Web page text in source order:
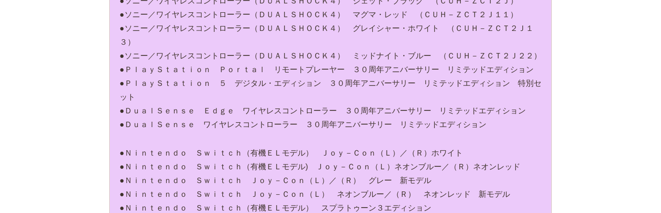
●ソニー／ワイヤレスコントローラー（ＤＵＡＬＳＨＯＣＫ４） マグマ・レッド （ＣＵＨ－ＺＣＴ２Ｊ１１）
●ソニー／ワイヤレスコントローラー（ＤＵＡＬＳＨＯＣＫ４） グレイシャー・ホワイト （ＣＵＨ－ＺＣＴ２Ｊ１
３）
●ソニー／ワイヤレスコントローラー（ＤＵＡＬＳＨＯＣＫ４） ミッドナイト・ブルー （ＣＵＨ－ＺＣＴ２Ｊ２２）
●ＰｌａｙＳｔａｔｉｏｎ Ｐｏｒｔａｌ リモートプレーヤー ３０周年アニバーサリー リミテッドエディション
●ＰｌａｙＳｔａｔｉｏｎ ５ デジタル・エディション ３０周年アニバーサリー リミテッドエディション 特別セ
ット
●ＤｕａｌＳｅｎｓｅ Ｅｄｇｅ ワイヤレスコントローラー ３０周年アニバーサリー リミテッドエディション
●ＤｕａｌＳｅｎｓｅ ワイヤレスコントローラー ３０周年アニバーサリー リミテッドエディション
●Ｎｉｎｔｅｎｄｏ Ｓｗｉｔｃｈ（有機ＥＬモデル） Ｊｏｙ－Ｃｏｎ（Ｌ）／（Ｒ）ホワイト
●Ｎｉｎｔｅｎｄｏ Ｓｗｉｔｃｈ（有機ＥＬモデル) Ｊｏｙ－Ｃｏｎ（Ｌ）ネオンブルー／（Ｒ）ネオンレッド
●Ｎｉｎｔｅｎｄｏ Ｓｗｉｔｃｈ Ｊｏｙ－Ｃｏｎ（Ｌ）／（Ｒ） グレー 新モデル
●Ｎｉｎｔｅｎｄｏ Ｓｗｉｔｃｈ Ｊｏｙ－Ｃｏｎ（Ｌ） ネオンブルー／（Ｒ） ネオンレッド 新モデル
●Ｎｉｎｔｅｎｄｏ Ｓｗｉｔｃｈ（有機ＥＬモデル） スプラトゥーン３エディション